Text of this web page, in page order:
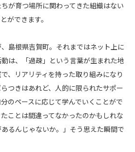
が育つ場所に関わってきた組織はない
ができます。
島根県吉賀町。それまではネット上に
は、「過疎」という言葉が生まれた地
、リアリティを持った取り組みになり
つきはあれど、人的に限られたサポー
のペースに応じて学んでいくことがで
ことは間違ってなかったのかもしれな
るんじゃないか。」そう思えた瞬間で